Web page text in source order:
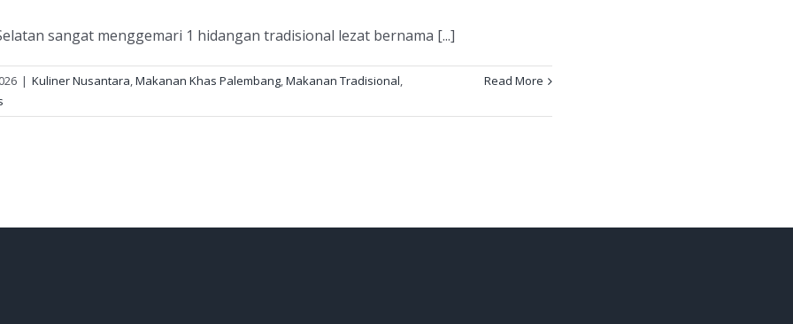
sangat menggemari 1 hidangan tradisional lezat bernama [...]
| Kuliner Nusantara,Makanan Khas Palembang,Makanan Tradisional,
Read More